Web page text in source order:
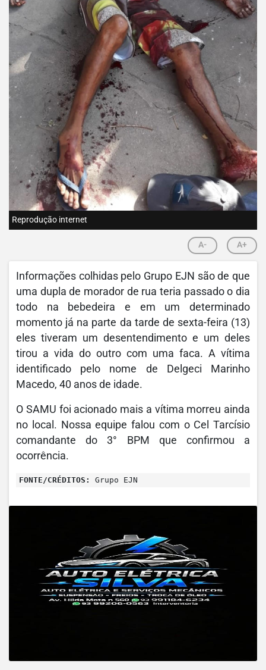
Reprodução internet
A- A+
Informações colhidas pelo Grupo EJN são de que
uma dupla de morador de rua teria passado o dia
todo na bebedeira e em um determinado
momento já na parte da tarde de sexta-feira (13)
eles tiveram um desentendimento e um deles
tirou a vida do outro com uma faca. A vítima
identificado pelo nome de Delgeci Marinho
Macedo, 40 anos de idade.
O SAMU foi acionado mais a vítima morreu ainda
no local. Nossa equipe falou com o Cel Tarcísio
comandante do 3° BPM que confirmou a
ocorrência.
FONTE/CRÉDITOS: Grupo EJN